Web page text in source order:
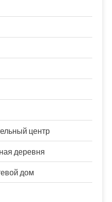
центр
деревня
дом